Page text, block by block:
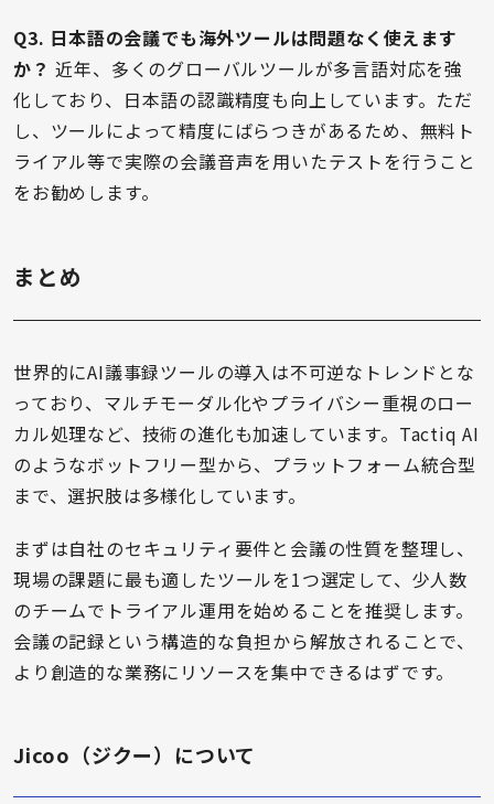
Q3. 日本語の会議でも海外ツールは問題なく使えます
か？ 近年、多くのグローバルツールが多言語対応を強
化しており、日本語の認識精度も向上しています。ただ
し、ツールによって精度にばらつきがあるため、無料ト
ライアル等で実際の会議音声を用いたテストを行うこと
をお勧めします。
まとめ
世界的にAI議事録ツールの導入は不可逆なトレンドとな
っており、マルチモーダル化やプライバシー重視のロー
カル処理など、技術の進化も加速しています。Tactiq AI
のようなボットフリー型から、プラットフォーム統合型
まで、選択肢は多様化しています。
まずは自社のセキュリティ要件と会議の性質を整理し、
現場の課題に最も適したツールを1つ選定して、少人数
のチームでトライアル運用を始めることを推奨します。
会議の記録という構造的な負担から解放されることで、
より創造的な業務にリソースを集中できるはずです。
Jicoo（ジクー）について